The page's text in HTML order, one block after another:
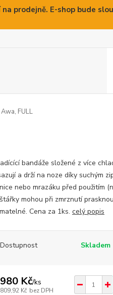
prodejně. E-shop bude
FULL
bandáže složené z více
a drží na noze díky suchým
nebo mrazáku před použitím
mohou při zmrznutí
Cena za 1ks. celý popis
Dostupnost Skladem
980 Kč/ks
809,92 Kč bez DPH